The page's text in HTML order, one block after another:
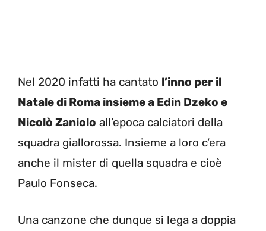
Nel 2020 infatti ha cantato l’inno per il
Natale di Roma insieme a Edin Dzeko e
Nicolò Zaniolo all’epoca calciatori della
squadra giallorossa. Insieme a loro c’era
anche il mister di quella squadra e cioè
Paulo Fonseca.
Una canzone che dunque si lega a doppia